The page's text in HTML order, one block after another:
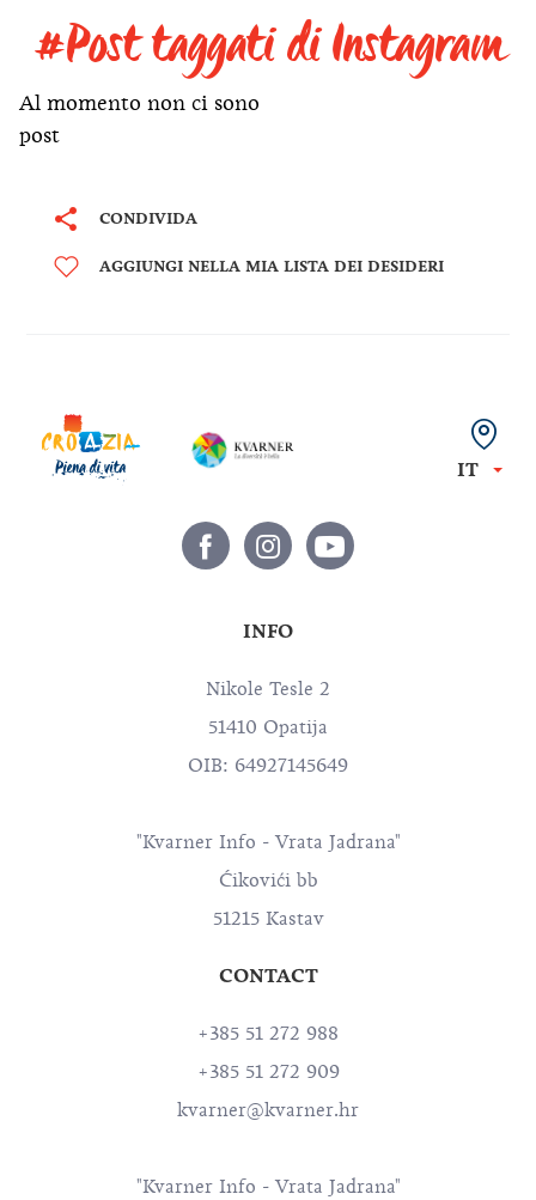
#Post taggati di Instagram
Al momento non ci sono
post
CONDIVIDA
AGGIUNGI NELLA MIA LISTA DEI DESIDERI
IT
INFO
Nikole Tesle 2
51410 Opatija
OIB: 64927145649
"Kvarner Info - Vrata Jadrana"
Ćikovići bb
51215 Kastav
CONTACT
+385 51 272 988
+385 51 272 909
kvarner@kvarner.hr
"Kvarner Info - Vrata Jadrana"